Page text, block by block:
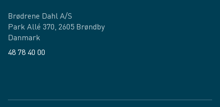
Brødrene Dahl A/S
Park Allé 370, 2605 Brøndby
Danmark
48 78 40 00